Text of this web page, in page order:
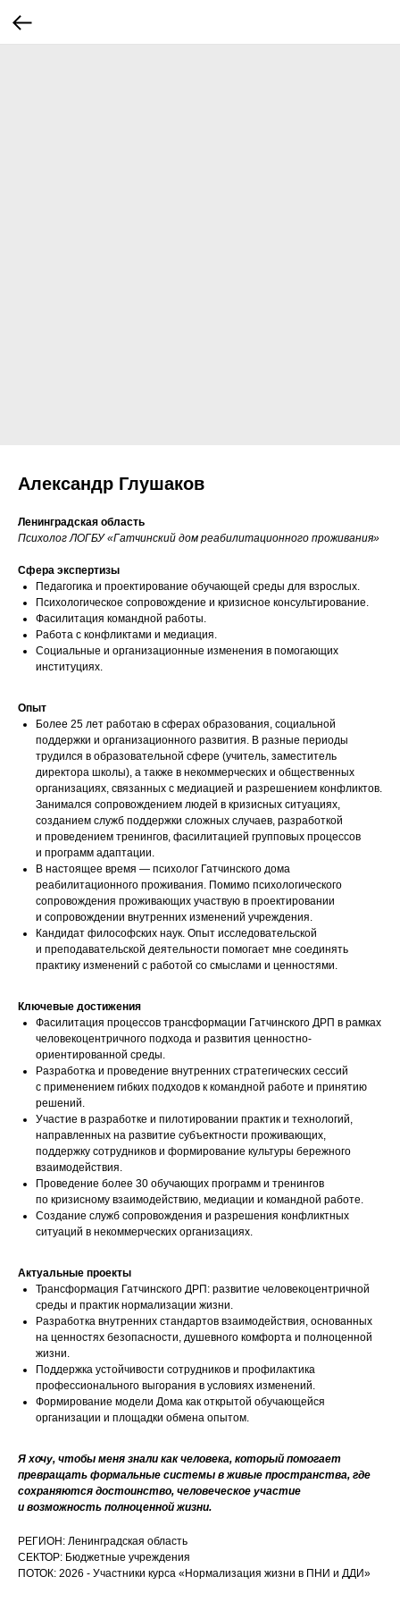
Александр Глушаков
Ленинградская область
Психолог ЛОГБУ «Гатчинский дом реабилитационного проживания»
Сфера экспертизы
Педагогика и проектирование обучающей среды для взрослых.
Психологическое сопровождение и кризисное консультирование.
Фасилитация командной работы.
Работа с конфликтами и медиация.
Социальные и организационные изменения в помогающих
институциях.
Опыт
Более 25 лет работаю в сферах образования, социальной
поддержки и организационного развития. В разные периоды
трудился в образовательной сфере (учитель, заместитель
директора школы), а также в некоммерческих и общественных
организациях, связанных с медиацией и разрешением конфликтов.
Занимался сопровождением людей в кризисных ситуациях,
созданием служб поддержки сложных случаев, разработкой
и проведением тренингов, фасилитацией групповых процессов
и программ адаптации.
В настоящее время — психолог Гатчинского дома
реабилитационного проживания. Помимо психологического
сопровождения проживающих участвую в проектировании
и сопровождении внутренних изменений учреждения.
Кандидат философских наук. Опыт исследовательской
и преподавательской деятельности помогает мне соединять
практику изменений с работой со смыслами и ценностями.
Ключевые достижения
Фасилитация процессов трансформации Гатчинского ДРП в рамках
человекоцентричного подхода и развития ценностно-
ориентированной среды.
Разработка и проведение внутренних стратегических сессий
с применением гибких подходов к командной работе и принятию
решений.
Участие в разработке и пилотировании практик и технологий,
направленных на развитие субъектности проживающих,
поддержку сотрудников и формирование культуры бережного
взаимодействия.
Проведение более 30 обучающих программ и тренингов
по кризисному взаимодействию, медиации и командной работе.
Создание служб сопровождения и разрешения конфликтных
ситуаций в некоммерческих организациях.
Актуальные проекты
Трансформация Гатчинского ДРП: развитие человекоцентричной
среды и практик нормализации жизни.
Разработка внутренних стандартов взаимодействия, основанных
на ценностях безопасности, душевного комфорта и полноценной
жизни.
Поддержка устойчивости сотрудников и профилактика
профессионального выгорания в условиях изменений.
Формирование модели Дома как открытой обучающейся
организации и площадки обмена опытом.
Я хочу, чтобы меня знали как человека, который помогает
превращать формальные системы в живые пространства, где
сохраняются достоинство, человеческое участие
и возможность полноценной жизни.
РЕГИОН: Ленинградская область
СЕКТОР: Бюджетные учреждения
ПОТОК: 2026 - Участники курса «Нормализация жизни в ПНИ и ДДИ»